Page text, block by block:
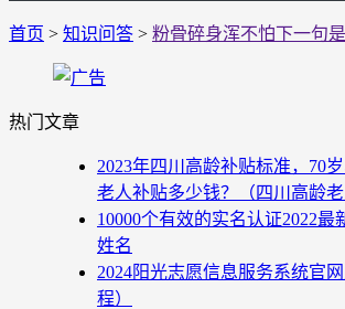
首页 > 知识问答 > 粉骨碎身浑不怕下一句
热门文章
2023年四川高龄补贴标准，70
老人补贴多少钱？（四川高龄老
10000个有效的实名认证2022最
姓名
2024阳光志愿信息服务系统官
程）